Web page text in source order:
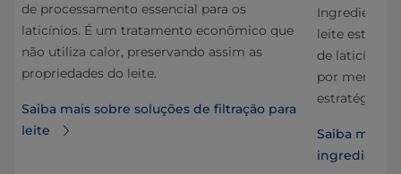
de processamento essencial para os
laticínios. É um tratamento econômico que
não utiliza calor, preservando assim as
propriedades do leite.
Saiba mais sobre soluções de filtração para
leite
Ingredientes
leite estão
de laticínios
por
estratégico
Saiba mais
ingredientes